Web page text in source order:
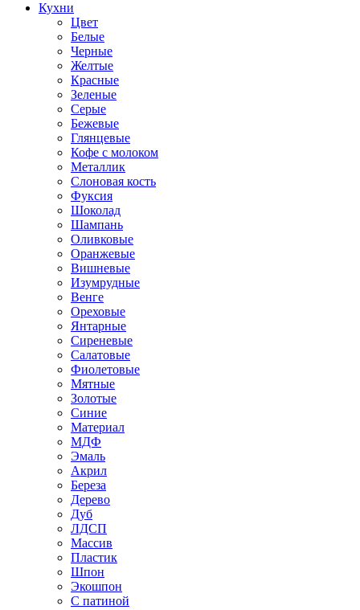
Кухни
Цвет
Белые
Черные
Желтые
Красные
Зеленые
Серые
Бежевые
Глянцевые
Кофе с молоком
Металлик
Слоновая кость
Фуксия
Шоколад
Шампань
Оливковые
Оранжевые
Вишневые
Изумрудные
Венге
Ореховые
Янтарные
Сиреневые
Салатовые
Фиолетовые
Мятные
Золотые
Синие
Материал
МДФ
Эмаль
Акрил
Береза
Дерево
Дуб
ЛДСП
Массив
Пластик
Шпон
Экошпон
С патиной